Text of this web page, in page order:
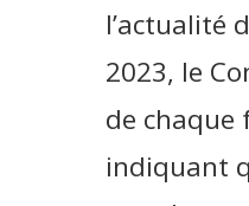
l’actualité
2023, le
de chaque
indiquant